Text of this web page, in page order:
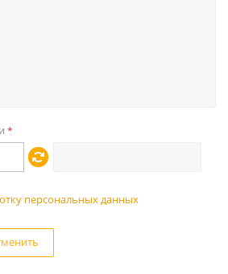
*
персональных данных